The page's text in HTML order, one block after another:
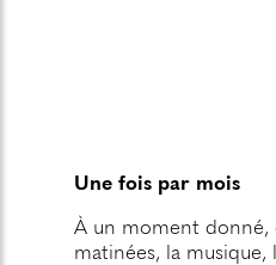
Une fois par mois
À un moment donné,
matinées, la